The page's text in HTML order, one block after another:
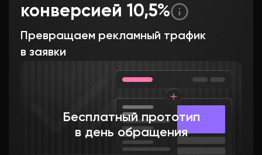
конверсией 10,5%
Превращаем рекламный трафик
в заявки
Бесплатный прототип
в день обращения